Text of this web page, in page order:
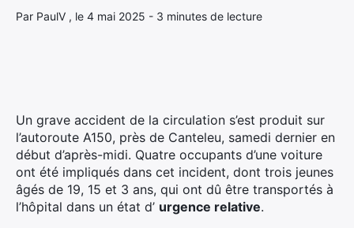
Par PaulV , le 4 mai 2025 - 3 minutes de lecture
Un grave accident de la circulation s’est produit sur
l’autoroute A150, près de Canteleu, samedi dernier en
début d’après-midi. Quatre occupants d’une voiture
ont été impliqués dans cet incident, dont trois jeunes
âgés de 19, 15 et 3 ans, qui ont dû être transportés à
l’hôpital dans un état d’ urgence relative.